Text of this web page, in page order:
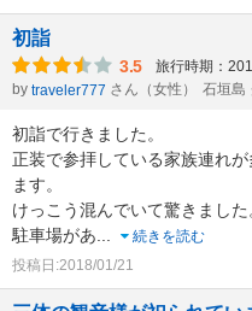
初詣
3.5 旅行時期：
by traveler777 さん（女性） 石垣島
初詣で行きました。
正装で参拝している家族連れ
ます。
けっこう混んでいて驚きました
駐車場があ
続きを読む
投稿日:2018/01/21